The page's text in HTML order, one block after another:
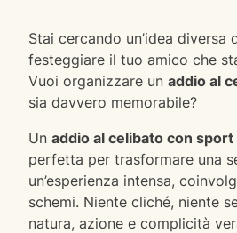
Stai cercando un’idea diversa
festeggiare il tuo amico che
Vuoi organizzare un addio al
sia davvero memorabile?
Un addio al celibato con
perfetta per trasformare una
un’esperienza intensa,
schemi. Niente cliché, niente
natura, azione e complicità